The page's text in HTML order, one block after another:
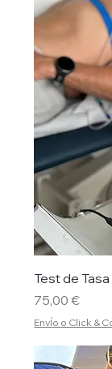
Test de
Precio
75,00 €
EnvÍo o Click &